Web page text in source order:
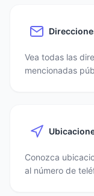
Vea todas las
mencionadas
Conozca
al número de